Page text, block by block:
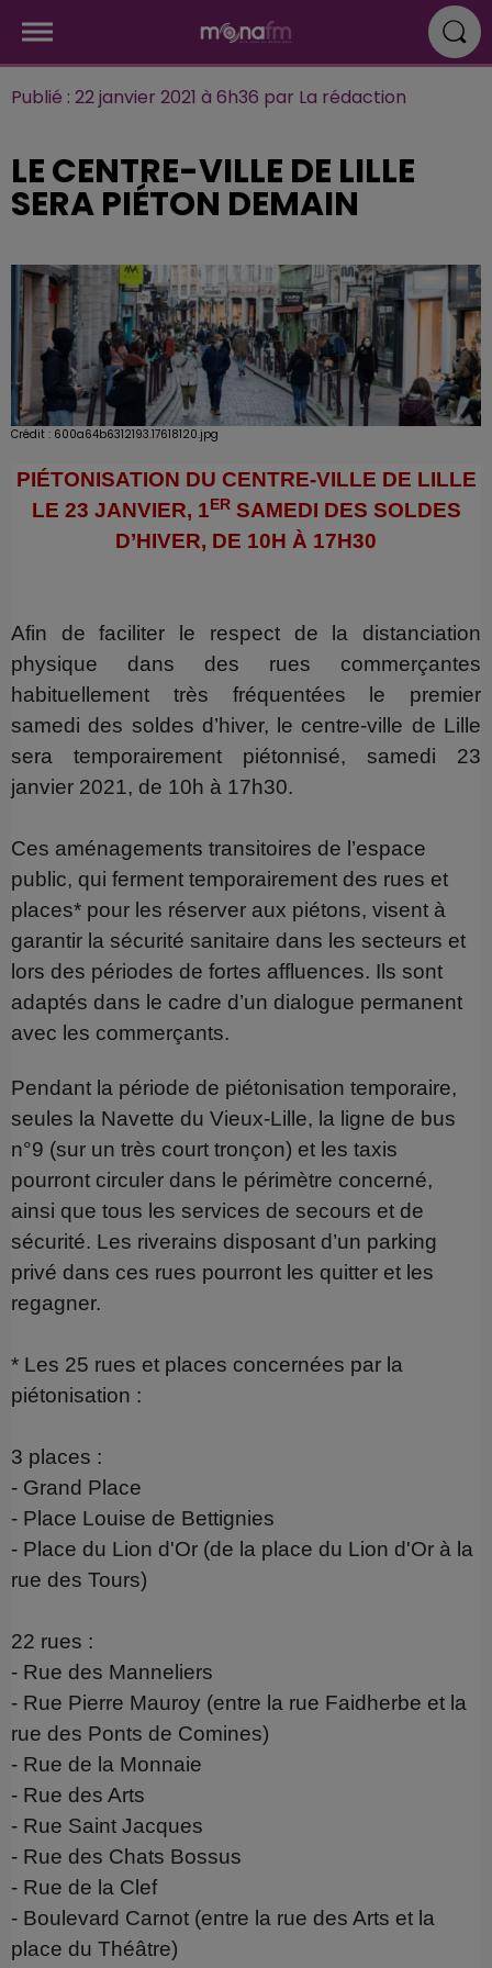
Publié : 22 janvier 2021 à 6h36 par La rédaction
LE CENTRE-VILLE DE LILLE
SERA PIÉTON DEMAIN
Crédit : 600a64b6312193.17618120.jpg
PIÉTONISATION DU CENTRE-VILLE DE LILLE
LE 23 JANVIER, 1ERSAMEDI DES SOLDES
D’HIVER, DE 10H À 17H30
Afin de faciliter le respect de la distanciation
physique dans des rues commerçantes
habituellement très fréquentées le premier
samedi des soldes d’hiver, le centre-ville de Lille
sera temporairement piétonnisé, samedi 23
janvier 2021, de 10h à 17h30.
Ces aménagements transitoires de l’espace
public, qui ferment temporairement des rues et
places* pour les réserver aux piétons, visent à
garantir la sécurité sanitaire dans les secteurs et
lors des périodes de fortes affluences. Ils sont
adaptés dans le cadre d’un dialogue permanent
avec les commerçants.
Pendant la période de piétonisation temporaire,
seules la Navette du Vieux-Lille, la ligne de bus
n°9 (sur un très court tronçon) et les taxis
pourront circuler dans le périmètre concerné,
ainsi que tous les services de secours et de
sécurité. Les riverains disposant d’un parking
privé dans ces rues pourront les quitter et les
regagner.
* Les 25 rues et places concernées par la
piétonisation :
3 places :
- Grand Place
- Place Louise de Bettignies
- Place du Lion d'Or (de la place du Lion d'Or à la
rue des Tours)
22 rues :
- Rue des Manneliers
- Rue Pierre Mauroy (entre la rue Faidherbe et la
rue des Ponts de Comines)
- Rue de la Monnaie
- Rue des Arts
- Rue Saint Jacques
- Rue des Chats Bossus
- Rue de la Clef
- Boulevard Carnot (entre la rue des Arts et la
place du Théâtre)